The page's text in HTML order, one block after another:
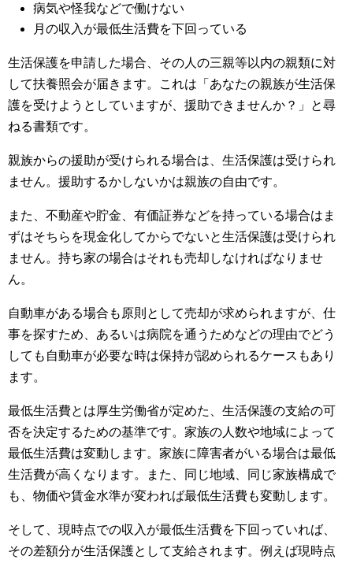
病気や怪我などで働けない
月の収入が最低生活費を下回っている
生活保護を申請した場合、その人の三親等以内の親類に対
して扶養照会が届きます。これは「あなたの親族が生活保
護を受けようとしていますが、援助できませんか？」と尋
ねる書類です。
親族からの援助が受けられる場合は、生活保護は受けられ
ません。援助するかしないかは親族の自由です。
また、不動産や貯金、有価証券などを持っている場合はま
ずはそちらを現金化してからでないと生活保護は受けられ
ません。持ち家の場合はそれも売却しなければなりませ
ん。
自動車がある場合も原則として売却が求められますが、仕
事を探すため、あるいは病院を通うためなどの理由でどう
しても自動車が必要な時は保持が認められるケースもあり
ます。
最低生活費とは厚生労働省が定めた、生活保護の支給の可
否を決定するための基準です。家族の人数や地域によって
最低生活費は変動します。家族に障害者がいる場合は最低
生活費が高くなります。また、同じ地域、同じ家族構成で
も、物価や賃金水準が変われば最低生活費も変動します。
そして、現時点での収入が最低生活費を下回っていれば、
その差額分が生活保護として支給されます。例えば現時点